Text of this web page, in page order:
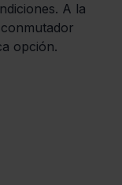
A la
opción.